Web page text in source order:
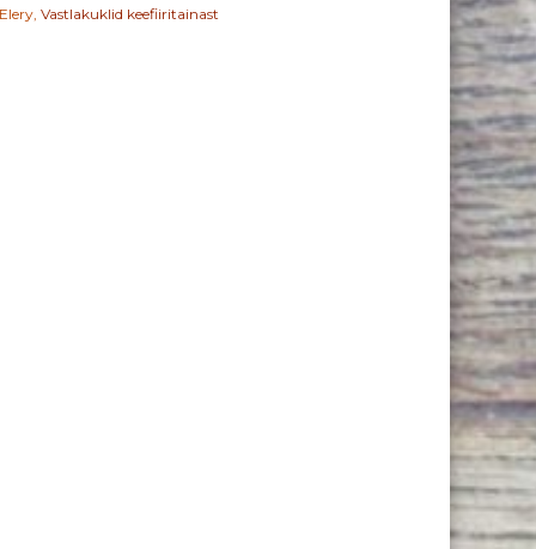
Elery, Vastlakuklid keefiiritainast